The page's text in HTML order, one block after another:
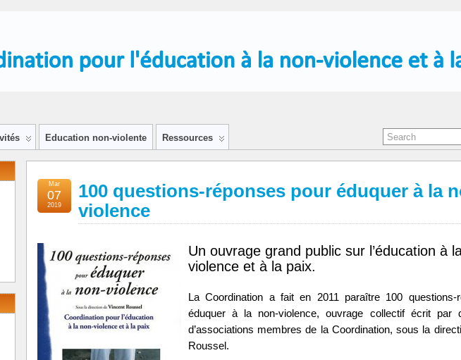
Education non-violente Ressources
100 questions-réponses pour éduquer à la
violence
Mar
07
2019
Un ouvrage grand public sur l’éducation à
violence et à la paix.
La Coordination a fait en 2011 paraître 100 questions-
éduquer à la non-violence, ouvrage collectif écrit par
d’associations membres de la Coordination, sous la
Roussel.